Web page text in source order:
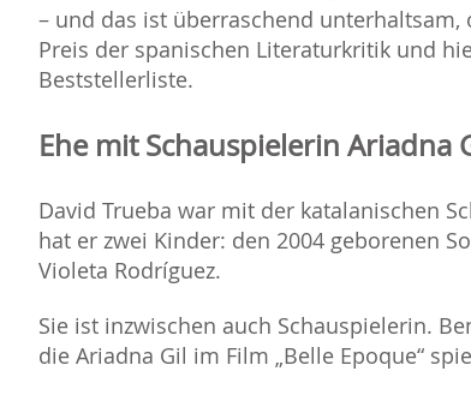
– und das ist überraschend
Preis der spanischen Literaturkritik und
Beststellerliste.
Ehe mit Schauspielerin Ariadna
David Trueba war mit der katalanischen
hat er zwei Kinder: den 2004 geborenen
Violeta Rodríguez.
Sie ist inzwischen auch Schauspielerin.
die Ariadna Gil im Film „Belle Epoque“